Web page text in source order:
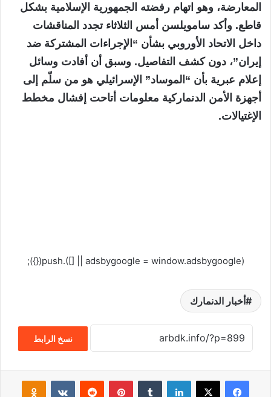
المعارضة، وهو اتهام رفضته الجمهورية الإسلامية بشكل
قاطع. وأكد سامويلسن أمس الثلاثاء تجدد المناقشات
داخل الاتحاد الأوروبي بشأن “الإجراءات المشتركة ضد
إيران”، دون كشف التفاصيل. وسبق أن أفادت وسائل
إعلام عبرية بأن “الموساد” الإسرائيلي هو من سلّم إلى
أجهزة الأمن الدنماركية معلومات أتاحت إفشال مخطط
الإغتيالات.
(adsbygoogle = window.adsbygoogle || []).push({});
أخبار الدنمارك
نسخ الرابط
فيسبوك لينكدإن بينتيريست